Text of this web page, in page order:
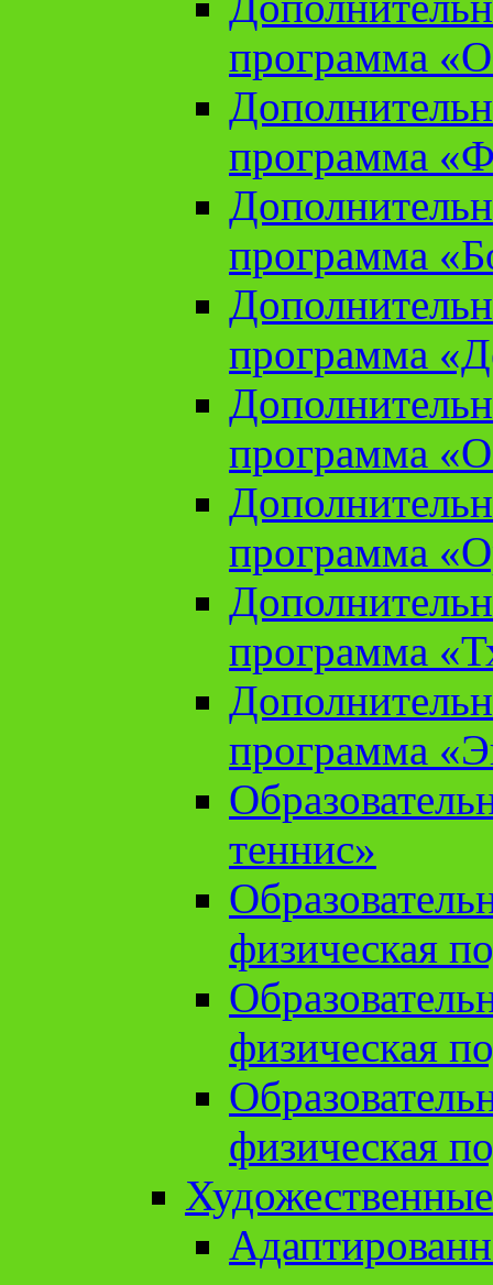
программа
программа
программа
программа
программа
программа
программа
программа
теннис»
физическая
физическая
физическая
Художественные